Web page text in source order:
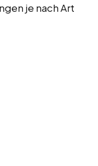
je nach Art